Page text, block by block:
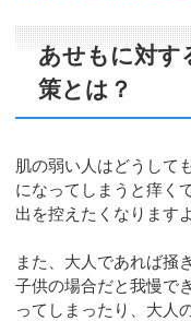
あせもに対す
策とは？
肌の弱い人はどうして
になってしまうと痒く
出を控えたくなります
また、大人であれば掻
子供の場合だと我慢で
ってしまったり、大人